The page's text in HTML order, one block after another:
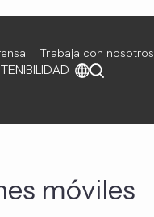
Trabaja con nosotros
móviles